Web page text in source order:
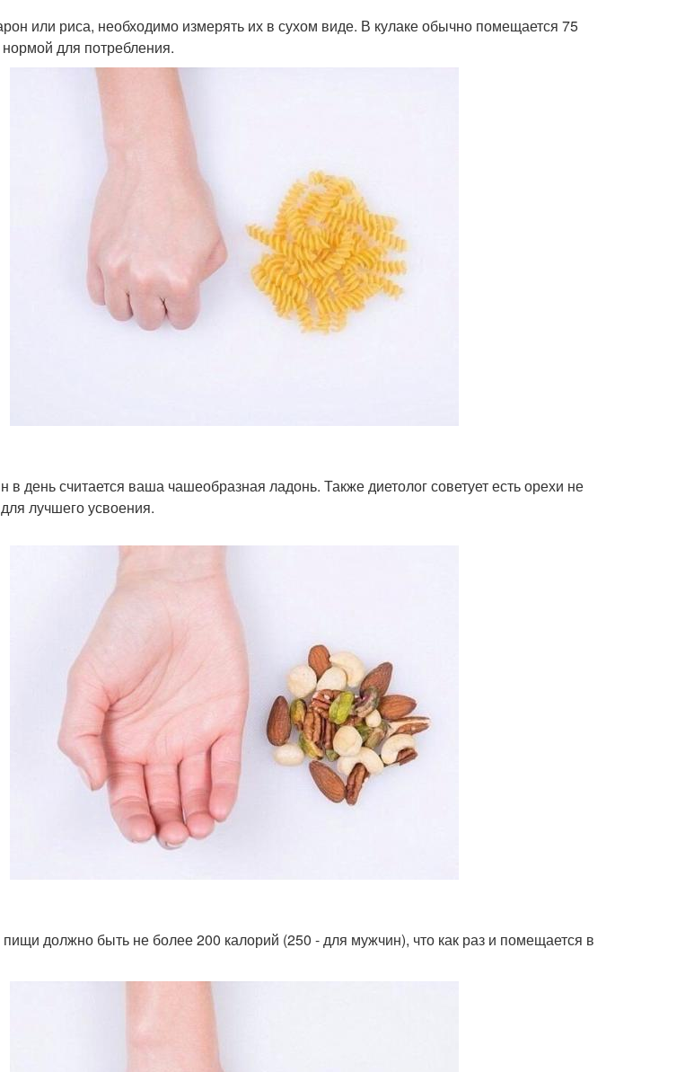
или риса, необходимо измерять их в сухом виде. В кулаке обычно помещается 75
нормой для потребления.
день считается ваша чашеобразная ладонь. Также диетолог советует есть орехи не
лучшего усвоения.
должно быть не более 200 калорий (250 - для мужчин), что как раз и помещается в